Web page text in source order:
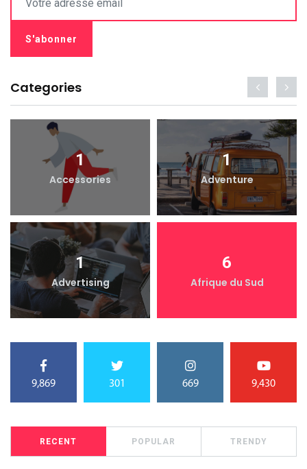
Categories
1
Accessories
1
Adventure
1
Advertising
6
Afrique du Sud
9,869 301 669 9,430
RECENT POPULAR TRENDY